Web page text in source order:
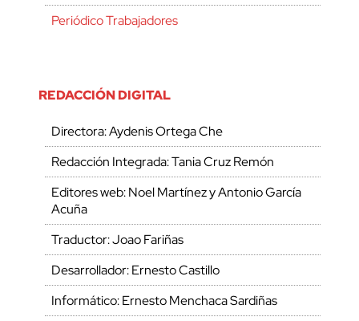
Periódico Trabajadores
REDACCIÓN DIGITAL
Directora: Aydenis Ortega Che
Redacción Integrada: Tania Cruz Remón
Editores web: Noel Martínez y Antonio García
Acuña
Traductor: Joao Fariñas
Desarrollador: Ernesto Castillo
Informático: Ernesto Menchaca Sardiñas